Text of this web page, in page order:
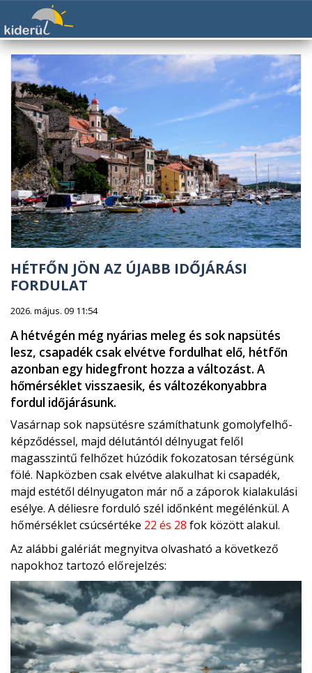
HÉTFŐN JÖN AZ ÚJABB IDŐJÁRÁSI
FORDULAT
2026. május. 09 11:54
A hétvégén még nyárias meleg és sok napsütés
lesz, csapadék csak elvétve fordulhat elő, hétfőn
azonban egy hidegfront hozza a változást. A
hőmérséklet visszaesik, és változékonyabbra
fordul időjárásunk.
Vasárnap sok napsütésre számíthatunk gomolyfelhő-
képződéssel, majd délutántól délnyugat felől
magasszintű felhőzet húzódik fokozatosan térségünk
fölé. Napközben csak elvétve alakulhat ki csapadék,
majd estétől délnyugaton már nő a záporok kialakulási
esélye. A déliesre forduló szél időnként megélénkül. A
hőmérséklet csúcsértéke 22 és 28 fok között alakul.
Az alábbi galériát megnyitva olvasható a következő
napokhoz tartozó előrejelzés: